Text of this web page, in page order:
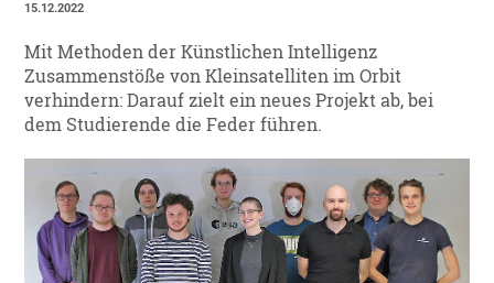
15.12.2022
Mit Methoden der Künstlichen Intelligenz
Zusammenstöße von Kleinsatelliten im Orbit
verhindern: Darauf zielt ein neues Projekt ab, bei
dem Studierende die Feder führen.